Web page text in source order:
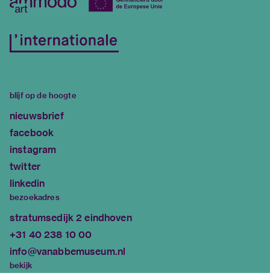
blijf op de hoogte
nieuwsbrief
facebook
instagram
twitter
linkedin
bezoekadres
stratumsedijk 2 eindhoven
+31 40 238 10 00
info@vanabbemuseum.nl
bekijk